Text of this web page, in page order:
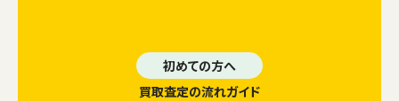
初めての方へ
買取査定の流れガイド